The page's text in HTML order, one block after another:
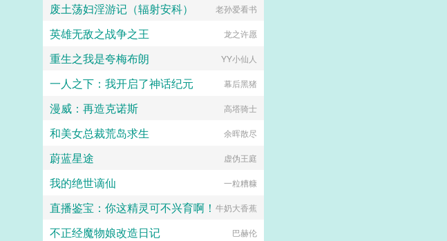
废土荡妇淫游记（辐射安科） 老孙爱看书
英雄无敌之战争之王 龙之许愿
重生之我是夸梅布朗 YY小仙人
一人之下：我开启了神话纪元 幕后黑猪
漫威：再造克诺斯 高塔骑士
和美女总裁荒岛求生 余晖散尽
蔚蓝星途 虚伪王庭
我的绝世谪仙 一粒糟糠
直播鉴宝：你这精灵可不兴育啊！ 牛奶大香蕉
不正经魔物娘改造日记 巴赫伦